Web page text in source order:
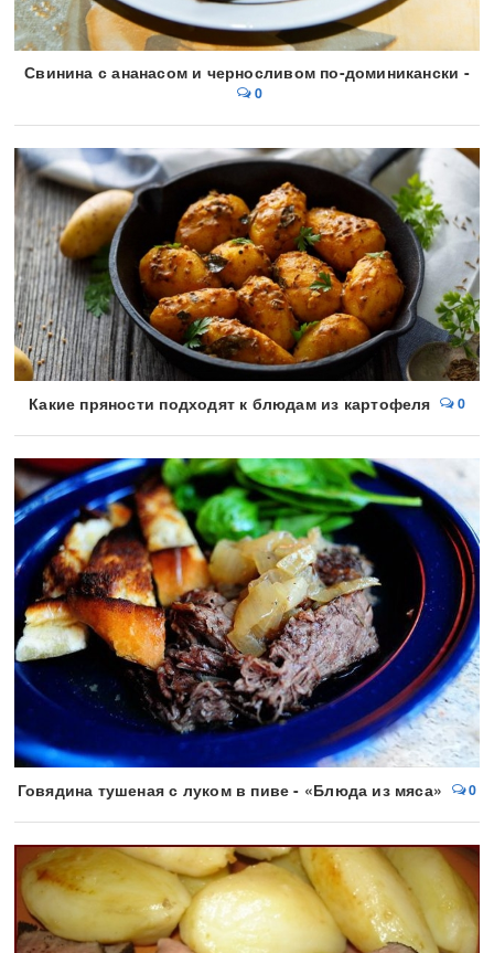
Свинина с ананасом и черносливом по-доминикански -
0
Какие пряности подходят к блюдам из картофеля 0
Говядина тушеная с луком в пиве - «Блюда из мяса» 0